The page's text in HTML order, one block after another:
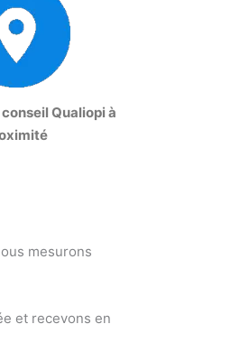
Qualiopi à
mesurons
et recevons en